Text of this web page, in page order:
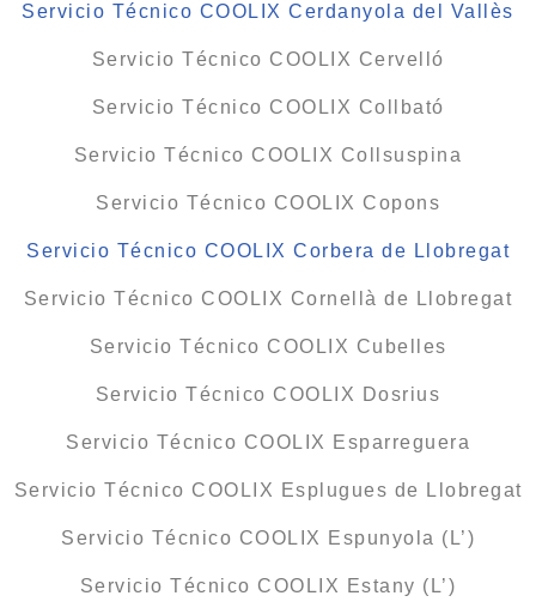
Servicio Técnico COOLIX Cerdanyola del Vallès
Servicio Técnico COOLIX Cervelló
Servicio Técnico COOLIX Collbató
Servicio Técnico COOLIX Collsuspina
Servicio Técnico COOLIX Copons
Servicio Técnico COOLIX Corbera de Llobregat
Servicio Técnico COOLIX Cornellà de Llobregat
Servicio Técnico COOLIX Cubelles
Servicio Técnico COOLIX Dosrius
Servicio Técnico COOLIX Esparreguera
Servicio Técnico COOLIX Esplugues de Llobregat
Servicio Técnico COOLIX Espunyola (L’)
Servicio Técnico COOLIX Estany (L’)